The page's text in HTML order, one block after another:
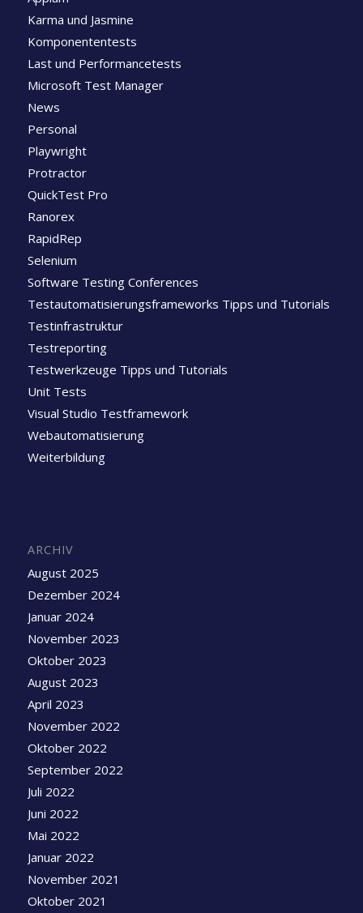
Karma und Jasmine
Komponententests
Last und Performancetests
Microsoft Test Manager
News
Personal
Playwright
Protractor
QuickTest Pro
Ranorex
RapidRep
Selenium
Software Testing Conferences
Testautomatisierungsframeworks Tipps und Tutorials
Testinfrastruktur
Testreporting
Testwerkzeuge Tipps und Tutorials
Unit Tests
Visual Studio Testframework
Webautomatisierung
Weiterbildung
ARCHIV
August 2025
Dezember 2024
Januar 2024
November 2023
Oktober 2023
August 2023
April 2023
November 2022
Oktober 2022
September 2022
Juli 2022
Juni 2022
Mai 2022
Januar 2022
November 2021
Oktober 2021